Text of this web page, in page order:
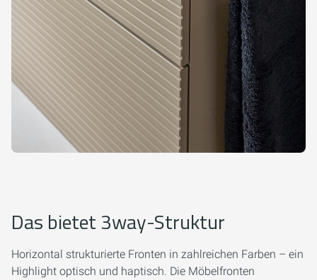
Das bietet 3way-Struktur
Horizontal strukturierte Fronten in zahlreichen Farben – ein
Highlight optisch und haptisch. Die Möbelfronten